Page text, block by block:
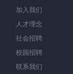
加入我们
人才理念
社会招聘
校园招聘
联系我们